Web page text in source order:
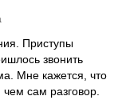
Приступы
звонить
Мне кажется, что
сам разговор.